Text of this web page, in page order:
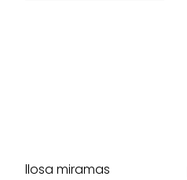
llosa miramas